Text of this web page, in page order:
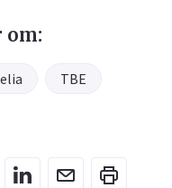
om:
TBE